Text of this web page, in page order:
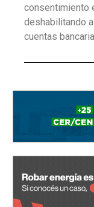
consentimiento
deshabilitando
cuentas